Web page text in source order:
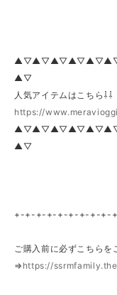
▲▽
人気アイテムはこちら⇩⇩
https://
▲▽
+-+-+-+-+-+-+-+-+-
ご購入前に必ずこちらを
⇒ https://